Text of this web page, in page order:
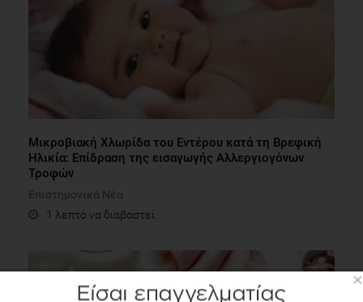
Μικροβιακή Χλωρίδα του Εντέρου κατά τη Βρεφική
Ηλικία: Επίδραση της εισαγωγής Αλλεργιογόνων
Τροφών
Επιστημονικά Νέα
1 λεπτό να διαβαστεί
×